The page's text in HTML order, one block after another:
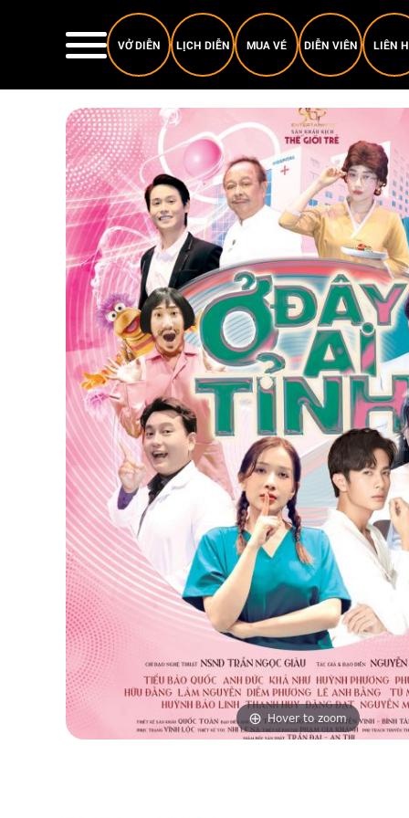
VỞ DIỄN LỊCH DIỄN MUA VÉ DIỄN VIÊN LIÊN
Hover to zoom